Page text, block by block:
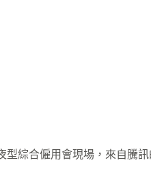
綜合僱用會現場，來自騰